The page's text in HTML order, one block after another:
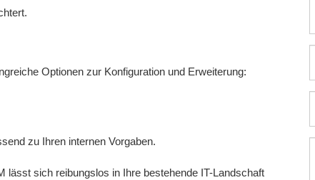
Optionen zur Konfiguration und Erweiterung:
zu Ihren internen Vorgaben.
sich reibungslos in Ihre bestehende IT-Landschaft